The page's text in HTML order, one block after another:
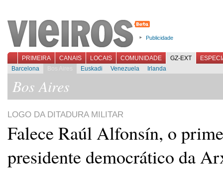
Publicidade
PRIMEIRA CANAIS LOCAIS COMUNIDADE GZ-EXT
Barcelona
Bos Aires Euskadi Venezuela Irlanda
Bos Aires
LOGO DA DITADURA MILITAR
Falece Raúl Alfonsín, o
presidente democrático da